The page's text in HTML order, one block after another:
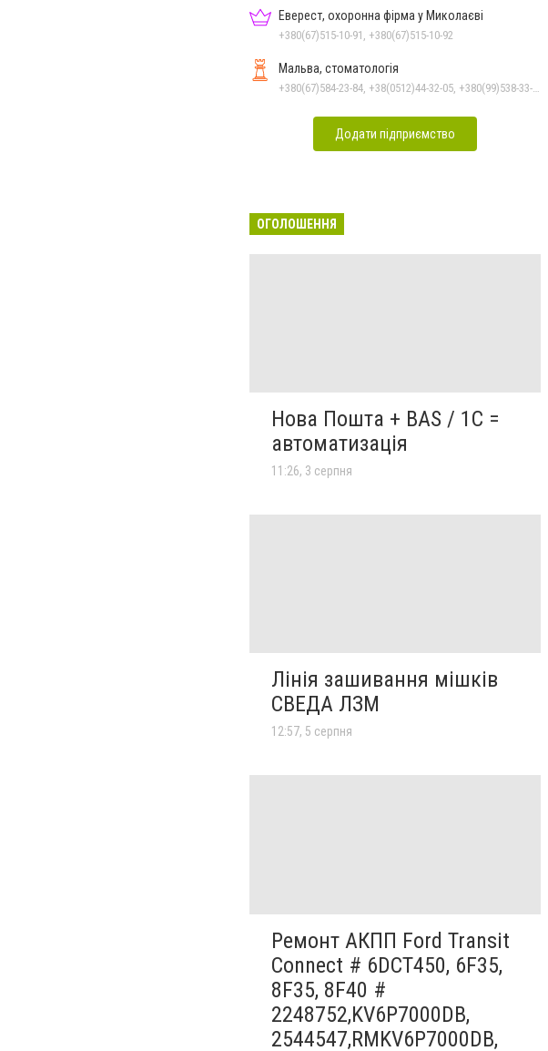
Еверест, охоронна фірма у Миколаєві
+380(67)515-10-91, +380(67)515-10-92
Мальва, стоматологія
Додати підприємство
ОГОЛОШЕННЯ
Нова Пошта + BAS / 1C =
автоматизація
11:26, 3 серпня
Лінія зашивання мішків
СВЕДА ЛЗМ
12:57, 5 серпня
Ремонт АКПП Ford Transit
Connect # 6DCT450, 6F35,
8F35, 8F40 #
2248752,KV6P7000DB,
2544547,RMKV6P7000DB,